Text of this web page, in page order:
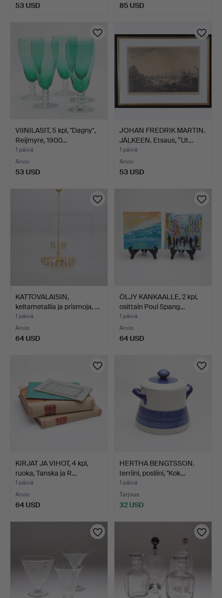
53 USD 85 USD
VIINILASIT, 5 kpl, "Dagny",
Reijmyre, 1900…
1 päivä
Arvio
53 USD
JOHAN FREDRIK MARTIN.
JÄLKEEN. Etsaus, ”Ut…
1 päivä
Arvio
53 USD
KATTOVALAISIN,
keltametallia ja prismoja, …
1 päivä
Arvio
64 USD
ÖLJY KANKAALLE, 2 kpl,
osittain Poul Spang…
1 päivä
Arvio
64 USD
KIRJAT JA VIHOT, 4 kpl,
ruoka, Tanska ja R…
1 päivä
Arvio
64 USD
HERTHA BENGTSSON.
terriini, posliini, "Kok…
1 päivä
Tarjous
32 USD